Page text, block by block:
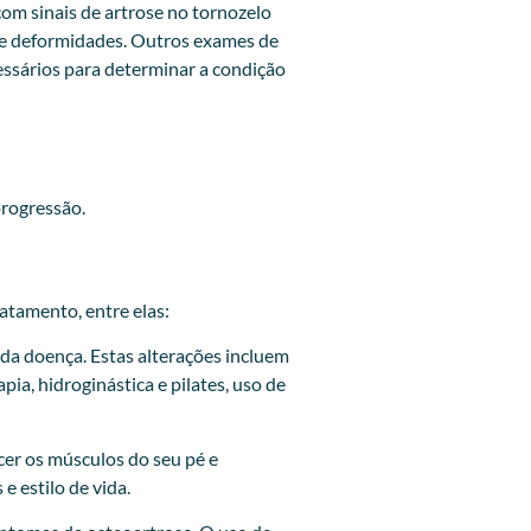
sinais de artrose no tornozelo
deformidades. Outros exames de
para determinar a condição
entre elas:
doença. Estas alterações incluem
hidroginástica e pilates, uso de
os músculos do seu pé e
estilo de vida.